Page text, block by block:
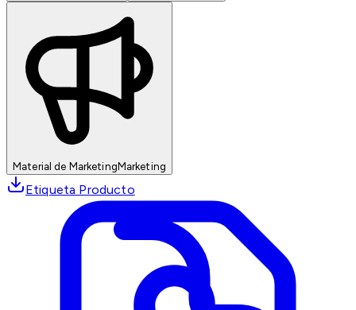
Material de MarketingMarketing
Etiqueta Producto